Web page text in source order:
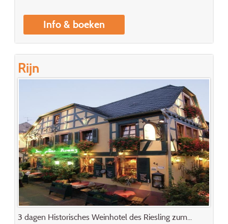
Info & boeken
Rijn
3 dagen Historisches Weinhotel des Riesling zum...